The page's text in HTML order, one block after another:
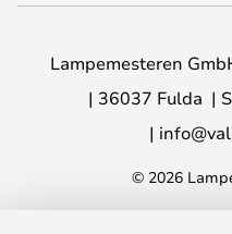
Lampemesteren
36037 Fulda
© 2026